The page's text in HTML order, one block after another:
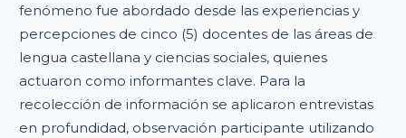
fenómeno fue abordado desde las experiencias y
percepciones de cinco (5) docentes de las áreas de
lengua castellana y ciencias sociales, quienes
actuaron como informantes clave. Para la
recolección de información se aplicaron entrevistas
en profundidad, observación participante utilizando